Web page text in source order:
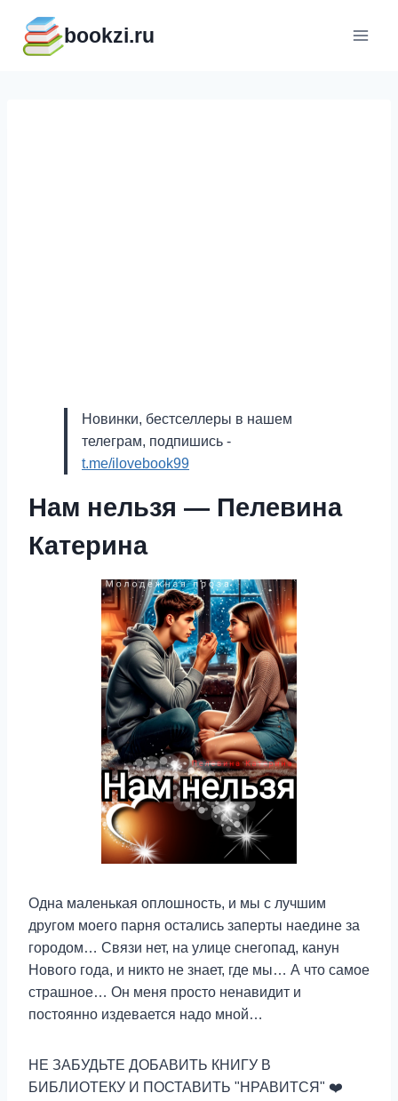
содержимому
bookzi.ru
Новинки, бестселлеры в нашем
телеграм, подпишись -
t.me/ilovebook99
Нам нельзя — Пелевина
Катерина
Одна маленькая оплошность, и мы с лучшим
другом моего парня остались заперты наедине за
городом… Связи нет, на улице снегопад, канун
Нового года, и никто не знает, где мы… А что самое
страшное… Он меня просто ненавидит и
постоянно издевается надо мной…
НЕ ЗАБУДЬТЕ ДОБАВИТЬ КНИГУ В
БИБЛИОТЕКУ И ПОСТАВИТЬ "НРАВИТСЯ" ❤️